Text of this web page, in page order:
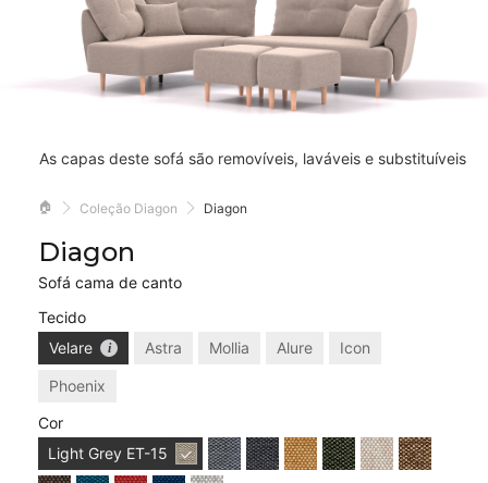
As capas deste sofá são removíveis, laváveis e substituíveis
🏠 Coleção Diagon Diagon
Diagon
Sofá cama de canto
Tecido
Velare
Astra Mollia Alure Icon
Phoenix
Cor
Light Grey ET-15